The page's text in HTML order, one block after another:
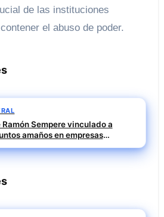
de las instituciones
el abuso de poder.
Ramón Sempere vinculado a
amaños en empresas
durante su etapa en Mercasa